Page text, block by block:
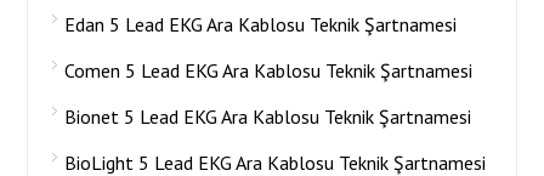
Edan 5 Lead EKG Ara Kablosu Teknik Şartnamesi
Comen 5 Lead EKG Ara Kablosu Teknik Şartnamesi
Bionet 5 Lead EKG Ara Kablosu Teknik Şartnamesi
BioLight 5 Lead EKG Ara Kablosu Teknik Şartnamesi